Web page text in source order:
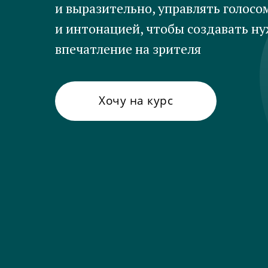
Хочу на курс
и выразительно, управлять
и интонацией, чтобы создавать
впечатление на зрителя